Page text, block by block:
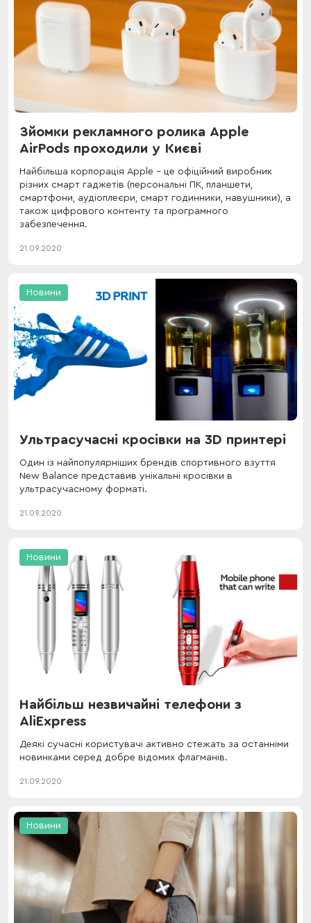
Зйомки рекламного ролика Apple
AirPods проходили у Києві
Найбільша корпорація Apple - це офіційний виробник
різних смарт гаджетів (персональні ПК, планшети,
смартфони, аудіоплеєри, смарт годинники, навушники), а
також цифрового контенту та програмного
забезпечення.
21.09.2020
Новини
Ультрасучасні кросівки на 3D принтері
Один із найпопулярніших брендів спортивного взуття
New Balance представив унікальні кросівки в
ультрасучасному форматі.
21.09.2020
Новини
Найбільш незвичайні телефони з
AliExpress
Деякі сучасні користувачі активно стежать за останніми
новинками серед добре відомих флагманів.
21.09.2020
Новини